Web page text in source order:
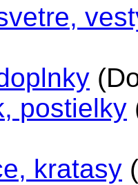
postielky
kratasy